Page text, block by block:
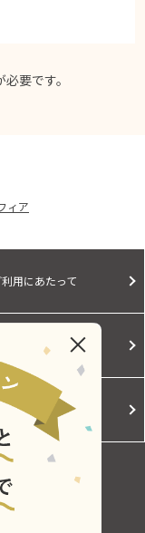
必要です。
ィア
用にあたって
約